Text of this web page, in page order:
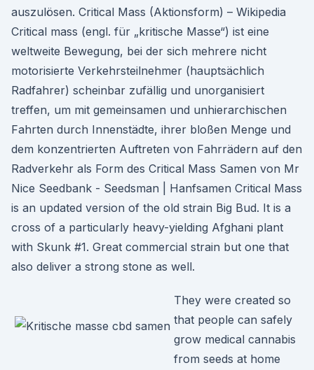
auszulösen. Critical Mass (Aktionsform) – Wikipedia
Critical mass (engl. für „kritische Masse“) ist eine
weltweite Bewegung, bei der sich mehrere nicht
motorisierte Verkehrsteilnehmer (hauptsächlich
Radfahrer) scheinbar zufällig und unorganisiert
treffen, um mit gemeinsamen und unhierarchischen
Fahrten durch Innenstädte, ihrer bloßen Menge und
dem konzentrierten Auftreten von Fahrrädern auf den
Radverkehr als Form des Critical Mass Samen von Mr
Nice Seedbank - Seedsman | Hanfsamen Critical Mass
is an updated version of the old strain Big Bud. It is a
cross of a particularly heavy-yielding Afghani plant
with Skunk #1. Great commercial strain but one that
also deliver a strong stone as well.
They were created so
that people can safely
grow medical cannabis
from seeds at home